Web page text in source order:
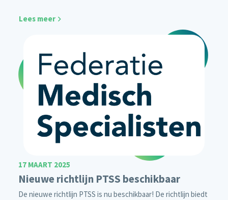
Lees meer
17 MAART 2025
Nieuwe richtlijn PTSS beschikbaar
De nieuwe richtlijn PTSS is nu beschikbaar! De richtlijn biedt